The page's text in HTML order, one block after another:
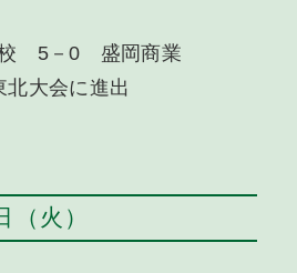
5－0 盛岡商業
北大会に進出
火）